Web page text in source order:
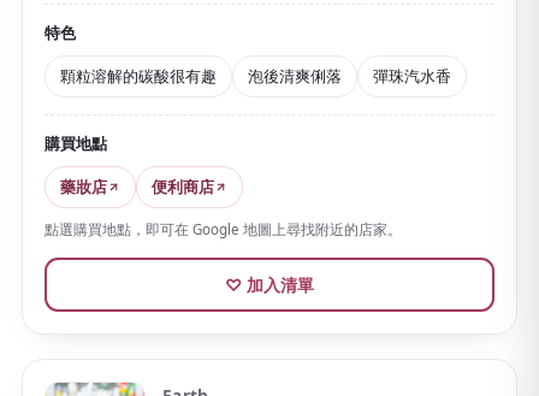
部外品，適合想要慢慢泡澡的人。
還添加了保濕成分鋅。 香氣是清爽的彈珠汽水
（ramune），熱水呈清澈的天空藍。
泡後清爽俐落，悶熱的季節也好用。除了附量匙的瓶裝
與補充包，還有一次量的分包裝
送。
特色
顆粒溶解的碳酸很有趣
泡後清爽俐落 彈珠汽水香
購買地點
藥妝店
便利商店
點選購買地點，即可在 Google 地圖上尋找附近的店家。
♡ 加入清單